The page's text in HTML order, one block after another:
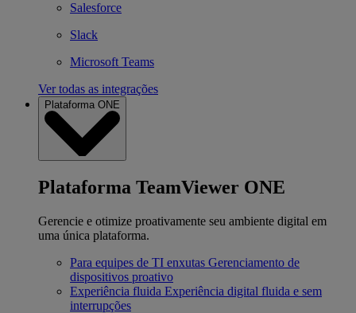
Salesforce
Slack
Microsoft Teams
Ver todas as integrações
Plataforma ONE
Plataforma TeamViewer ONE
Gerencie e otimize proativamente seu ambiente digital em
uma única plataforma.
Para equipes de TI enxutas Gerenciamento de
dispositivos proativo
Experiência fluida Experiência digital fluida e sem
interrupções